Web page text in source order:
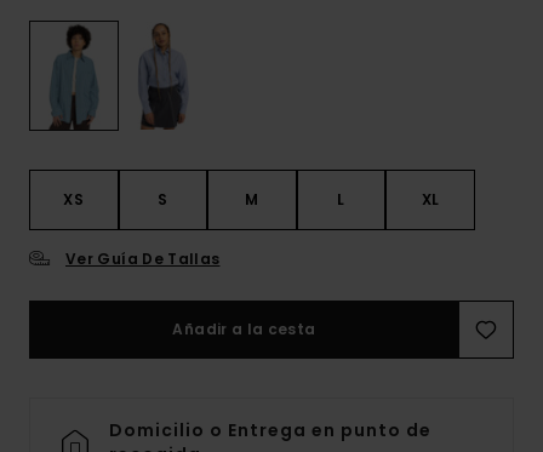
XS S M L XL
Ver Guía De Tallas
Añadir a la cesta
Domicilio o Entrega en punto de